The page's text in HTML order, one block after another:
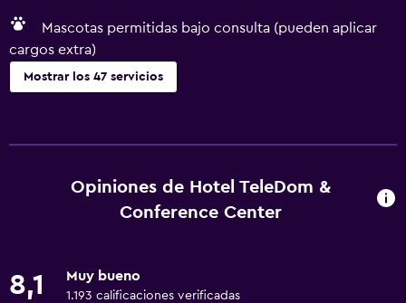
Mascotas permitidas bajo consulta (pueden aplicar
cargos extra)
Mostrar los 47 servicios
Centro de negocios
Servicio de despertador
Mostrador de información turística
Opiniones de Hotel TeleDom &
Conference Center
8,1 Muy bueno
1.193 calificaciones verificadas